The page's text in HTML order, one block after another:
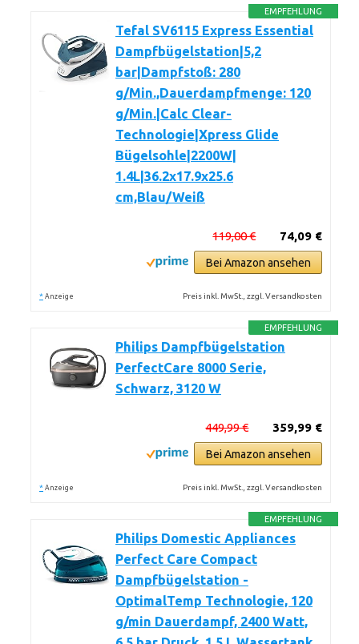
EMPFEHLUNG
Tefal SV6115 Express Essential
Dampfbügelstation|5,2
bar|Dampfstoß: 280
g/Min.,Dauerdampfmenge: 120
g/Min.|Calc Clear-
Technologie|Xpress Glide
Bügelsohle|2200W|
1.4L|36.2x17.9x25.6
cm,Blau/Weiß
74,09 €
119,00 €
Bei Amazon ansehen
* Anzeige Preis inkl. MwSt., zzgl. Versandkosten
EMPFEHLUNG
Philips Dampfbügelstation
PerfectCare 8000 Serie,
Schwarz, 3120 W
359,99 €
449,99 €
Bei Amazon ansehen
* Anzeige Preis inkl. MwSt., zzgl. Versandkosten
EMPFEHLUNG
Philips Domestic Appliances
Perfect Care Compact
Dampfbügelstation -
OptimalTemp Technologie, 120
g/min Dauerdampf, 2400 Watt,